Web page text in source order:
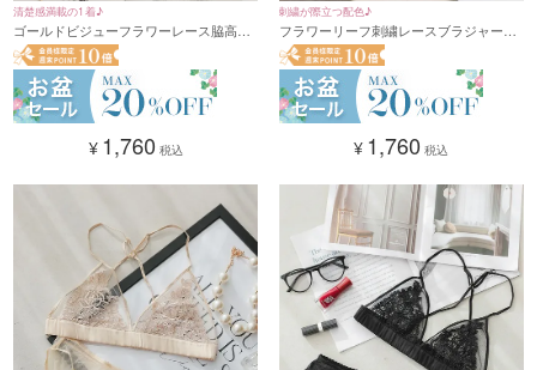
清楚感満載の1着♪
ゴールドビジューフラワーレース脇高ブ
ラジャー＆ショーツセット(ブルーグレ
ー)(A～F/65～80)
¥ 1,760 税込
刺繍が際立つ配色♪
フラワーリーフ刺繍レースブラジャー＆
ショーツセット(ブラック×ピンク)(A～
F/65～80)
¥ 1,760 税込